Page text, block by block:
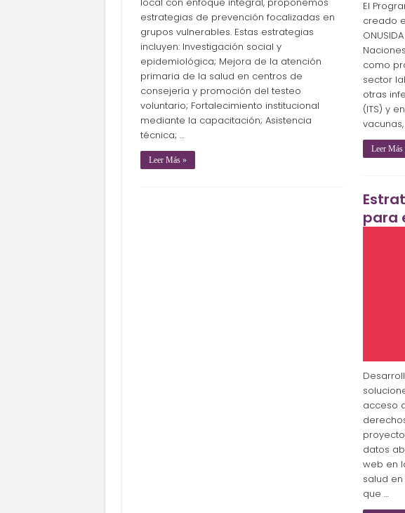
estrategias de prevención focalizadas en
grupos vulnerables. Estas estrategias
incluyen: Investigación social y
epidemiológica; Mejora de la atención
primaria de la salud en centros de
consejería y promoción del testeo
voluntario; Fortalecimiento institucional
mediante la capacitación; Asistencia
técnica; …
Leer Más »
El
creado
como
sector
otras
(ITS) y
vacunas,
Leer Más
para
acceso
datos
web en
salud
que …